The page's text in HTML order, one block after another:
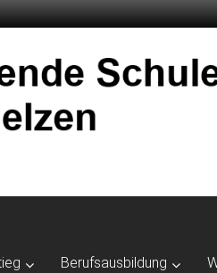
Berufsausbildung